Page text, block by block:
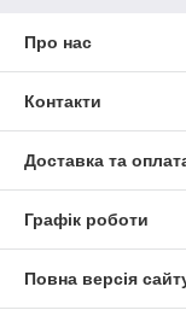
Про нас
Контакти
Доставка та
Графік роботи
Повна версія